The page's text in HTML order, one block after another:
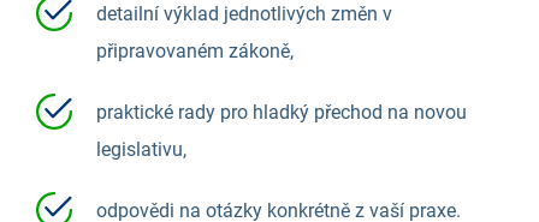
detailní výklad jednotlivých změn v
připravovaném zákoně,
praktické rady pro hladký přechod na novou
legislativu,
odpovědi na otázky konkrétně z vaší praxe.